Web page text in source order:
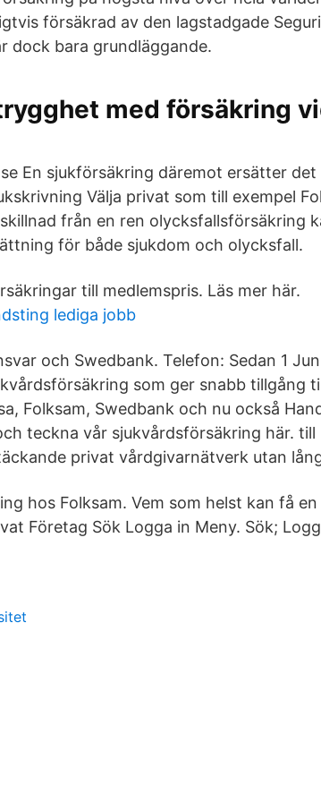
försäkrad av den lagstadgade
dock bara grundläggande.
med försäkring
En sjukförsäkring däremot ersätter
Välja privat som till exempel
från en ren olycksfallsförsäkring
för både sjukdom och olycksfall.
till medlemspris. Läs mer här.
lediga jobb
och Swedbank. Telefon: Sedan 1
som ger snabb tillgång
Folksam, Swedbank och nu också
teckna vår sjukvårdsförsäkring här.
privat vårdgivarnätverk utan
hos Folksam. Vem som helst kan få
Företag Sök Logga in Meny. Sök;